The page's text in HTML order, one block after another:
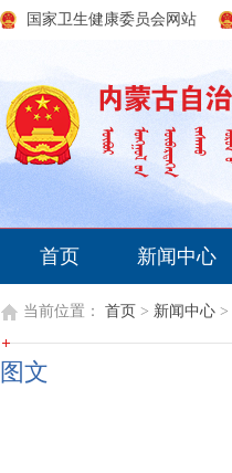
国家卫生健康委员会网站
首页 新闻中心
当前位置： 首页 > 新闻中心 >
图文